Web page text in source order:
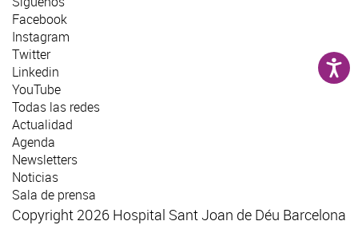
Facebook
Instagram
Twitter
Linkedin
YouTube
Todas las redes
Actualidad
Agenda
Newsletters
Noticias
Sala de prensa
Copyright 2026 Hospital Sant Joan de Déu Barcelona